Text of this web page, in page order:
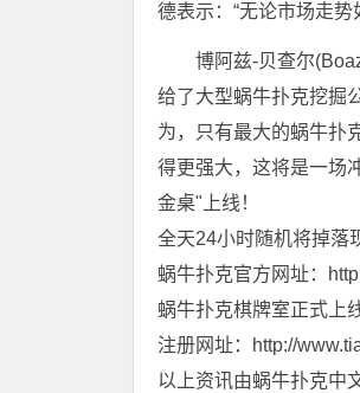
德表示：“无论市场走
博阿兹-贝查尔
给了大型蜗牛扑克挖掘
为，只有最大的蜗牛扑
得更强大，这将是一场
金桌"上线！
全天24小时随机将掉落
蜗牛扑克官方网址：
蜗牛扑克棋牌室正式上
注册网址：http://
以上资讯由蜗牛扑克中